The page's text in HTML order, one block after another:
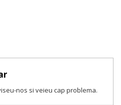
nos si veieu cap problema.